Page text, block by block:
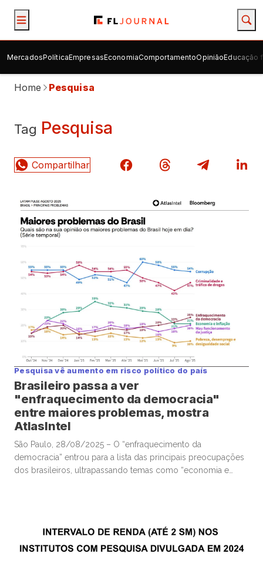
MercadosPolíticaEmpresasEconomiaComportamentoOpiniãoEducação
Home Pesquisa
Tag Pesquisa
Pesquisa vê aumento em risco político do país
Brasileiro passa a ver
"enfraquecimento da democracia"
entre maiores problemas, mostra
AtlasIntel
São Paulo, 28/08/2025 – O “enfraquecimento da
democracia” entrou para a lista das principais preocupações
dos brasileiros, ultrapassando temas como “economia e
acima dos […]